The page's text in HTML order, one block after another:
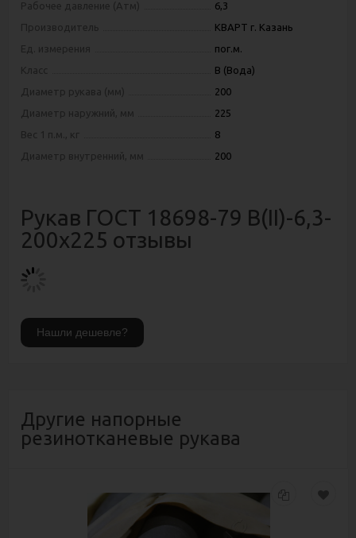
Рабочее давление (Атм)
6,3
Производитель
КВАРТ г. Казань
Ед. измерения
пог.м.
Класс
В (Вода)
Диаметр рукава (мм)
200
Диаметр наружний, мм
225
Вес 1 п.м., кг
8
Диаметр внутренний, мм
200
Рукав ГОСТ 18698-79 В(II)-6,3-
200х225 отзывы
Другие напорные
резинотканевые рукава